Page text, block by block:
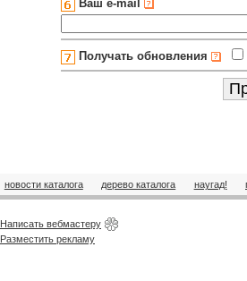
Ваш e-mail
Получать обновления
новости каталога дерево каталога наугад!
Написать вебмастеру
Разместить рекламу